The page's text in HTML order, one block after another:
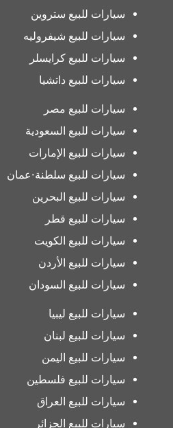
سيارات للبيع ستروين
سيارات للبيع شيفروليه
سيارات للبيع كرايسلر
سيارات للبيع داتشيا
سيارات للبيع مصر
سيارات للبيع السعودية
سيارات للبيع الإمارات
سيارات للبيع سلطنة-عمان
سيارات للبيع البحرين
سيارات للبيع قطر
سيارات للبيع الكويت
سيارات للبيع الأردن
سيارات للبيع السودان
سيارات للبيع ليبيا
سيارات للبيع لبنان
سيارات للبيع اليمن
سيارات للبيع فلسطين
سيارات للبيع العراق
سيارات للبيع الجزائر